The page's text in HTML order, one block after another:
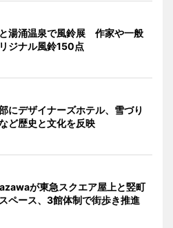
湯涌温泉で風鈴展 作家や一般
ジナル風鈴150点
にデザイナーズホテル、雪づり
ど歴史と文化を反映
が東急スクエア屋上と竪町
ペース、3館体制で街歩き推進